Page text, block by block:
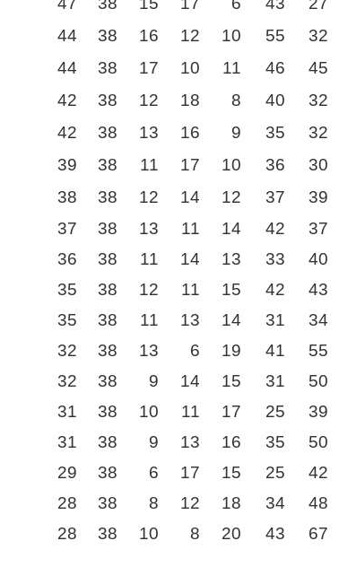
44 38 16 12 10 55 32
44 38 17 10 11 46 45
42 38 12 18 8 40 32
42 38 13 16 9 35 32
39 38 11 17 10 36 30
38 38 12 14 12 37 39
37 38 13 11 14 42 37
36 38 11 14 13 33 40
35 38 12 11 15 42 43
35 38 11 13 14 31 34
32 38 13 6 19 41 55
32 38 9 14 15 31 50
31 38 10 11 17 25 39
31 38 9 13 16 35 50
29 38 6 17 15 25 42
28 38 8 12 18 34 48
28 38 10 8 20 43 67